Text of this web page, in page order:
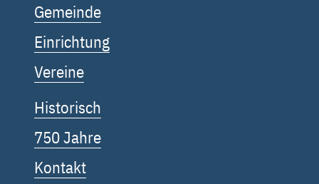
Gemeinde
Einrichtung
Vereine
Historisch
750 Jahre
Kontakt